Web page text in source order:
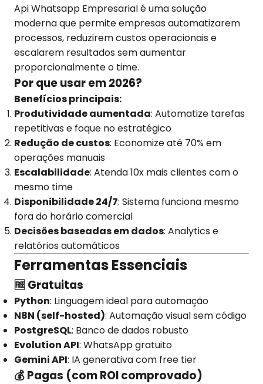
Api Whatsapp Empresarial é uma solução
moderna que permite empresas automatizarem
processos, reduzirem custos operacionais e
escalarem resultados sem aumentar
proporcionalmente o time.
Por que usar em 2026?
Benefícios principais:
Produtividade aumentada: Automatize tarefas
repetitivas e foque no estratégico
Redução de custos: Economize até 70% em
operações manuais
Escalabilidade: Atenda 10x mais clientes com o
mesmo time
Disponibilidade 24/7: Sistema funciona mesmo
fora do horário comercial
Decisões baseadas em dados: Analytics e
relatórios automáticos
Ferramentas Essenciais
🆓 Gratuitas
Python: Linguagem ideal para automação
N8N (self-hosted): Automação visual sem código
PostgreSQL: Banco de dados robusto
Evolution API: WhatsApp gratuito
Gemini API: IA generativa com free tier
💰 Pagas (com ROI comprovado)